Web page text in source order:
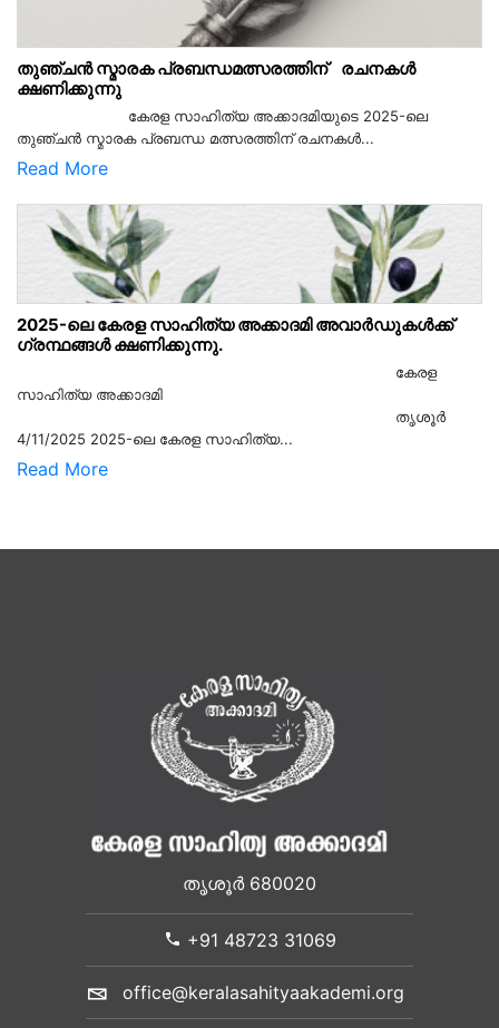
തുഞ്ചൻ സ്മാരക പ്രബന്ധമത്സരത്തിന് രചനകൾ
ക്ഷണിക്കുന്നു
കേരള സാഹിത്യ അക്കാദമിയുടെ 2025-ലെ
തുഞ്ചൻ സ്മാരക പ്രബന്ധ മത്സരത്തിന് രചനകൾ...
Read More
2025-ലെ കേരള സാഹിത്യ അക്കാദമി അവാർഡുകൾക്ക്
ഗ്രന്ഥങ്ങൾ ക്ഷണിക്കുന്നു.
കേരള
സാഹിത്യ അക്കാദമി
തൃശൂര്‍
4/11/2025 2025-ലെ കേരള സാഹിത്യ...
Read More
തൃശൂർ 680020
+91 48723 31069
office@keralasahityaakademi.org